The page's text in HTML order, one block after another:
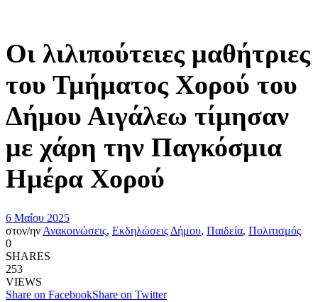
Οι λιλιπούτειες μαθήτριες
του Τμήματος Χορού του
Δήμου Αιγάλεω τίμησαν
με χάρη την Παγκόσμια
Ημέρα Χορού
6 Μαΐου 2025
στον/ηνΑνακοινώσεις, Εκδηλώσεις Δήμου, Παιδεία, Πολιτισμός
0
SHARES
253
VIEWS
Share on FacebookShare on Twitter